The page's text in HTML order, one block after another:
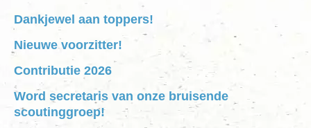
Dankjewel aan toppers!
Nieuwe voorzitter!
Contributie 2026
Word secretaris van onze bruisende
scoutinggroep!